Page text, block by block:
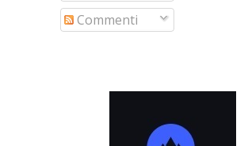
Commenti